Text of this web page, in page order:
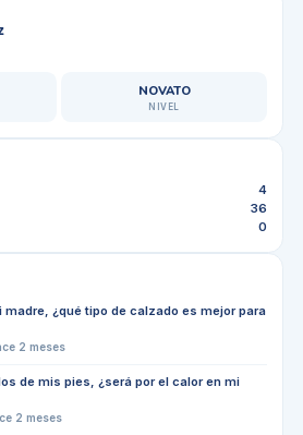
NOVATO
NIVEL
4
36
0
¿qué tipo de calzado es mejor para
2 meses
de mis pies, ¿será por el calor en mi
2 meses